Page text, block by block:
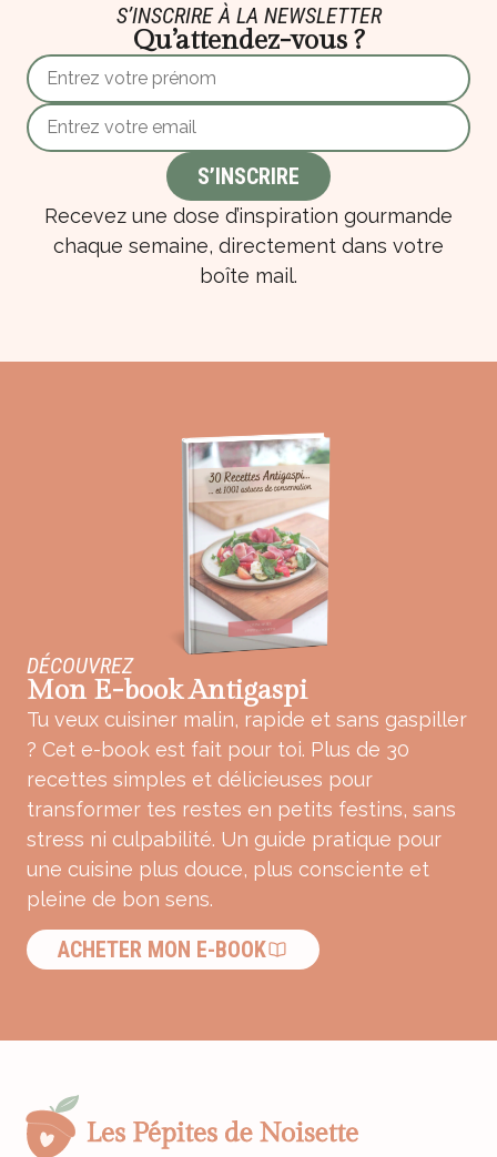
S’INSCRIRE À LA NEWSLETTER
Qu’attendez-vous ?
Recevez une dose d’inspiration gourmande
chaque semaine, directement dans votre
boîte mail.
DÉCOUVREZ
Mon E-book Antigaspi
Tu veux cuisiner malin, rapide et sans gaspiller
? Cet e-book est fait pour toi. Plus de 30
recettes simples et délicieuses pour
transformer tes restes en petits festins, sans
stress ni culpabilité. Un guide pratique pour
une cuisine plus douce, plus consciente et
pleine de bon sens.
ACHETER MON E-BOOK